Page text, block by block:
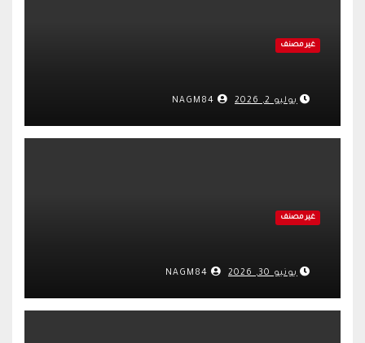
غير مصنف
يوليو 2, 2026
غير مصنف
يونيو 30, 2026